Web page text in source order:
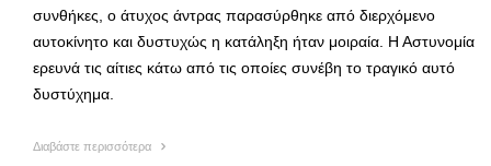
συνθήκες, ο άτυχος άντρας παρασύρθηκε από διερχόμενο
αυτοκίνητο και δυστυχώς η κατάληξη ήταν μοιραία. Η Αστυνομία
ερευνά τις αίτιες κάτω από τις οποίες συνέβη το τραγικό αυτό
δυστύχημα.
Διαβάστε περισσότερα